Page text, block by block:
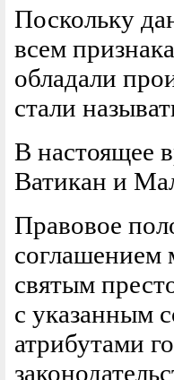
Поскольку
всем
обладали
стали
В настоящее
Ватикан и
Правовое
соглашением
святым
с указанным
атрибутами